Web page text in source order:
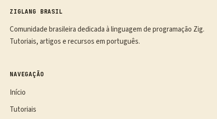
ZIGLANG BRASIL
Comunidade brasileira dedicada à linguagem de programação Zig.
Tutoriais, artigos e recursos em português.
NAVEGAÇÃO
Início
Tutoriais